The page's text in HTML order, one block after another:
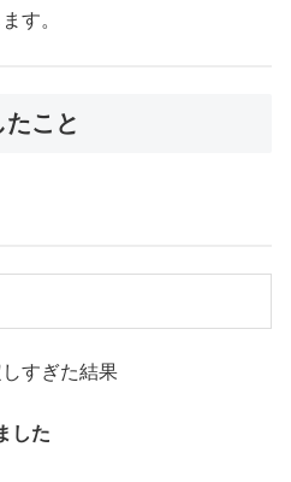
す。
こと
すぎた結果
した